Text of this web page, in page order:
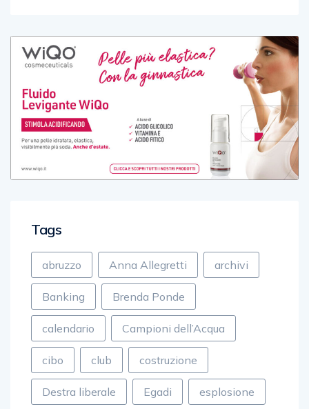
Tags
abruzzo Anna Allegretti archivi
Banking Brenda Ponde
calendario Campioni dell’Acqua
cibo club costruzione
Destra liberale Egadi esplosione